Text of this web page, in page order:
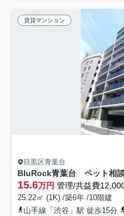
賃貸マンション
目黒区青葉台
15.6万円 管理/共益費
25.22㎡ (1K) /築6年 /10階建
山手線「渋谷」駅 徒歩15分